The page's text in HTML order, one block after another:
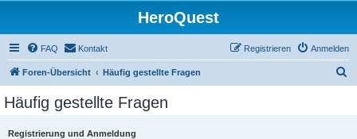
HeroQuest
FAQ Kontakt Anmelden
Registrieren
Foren-Übersicht Häufig gestellte Fragen
Häufig gestellte Fragen
Registrierung und Anmeldung